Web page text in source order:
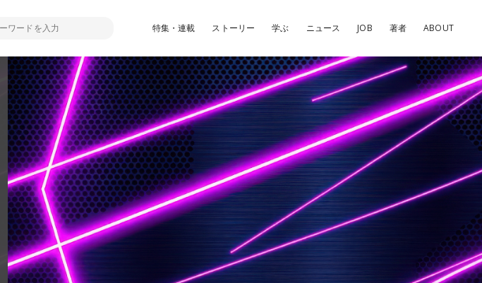
特集・連載 ストーリー 学ぶ ニュース JOB 著者 ABOUT